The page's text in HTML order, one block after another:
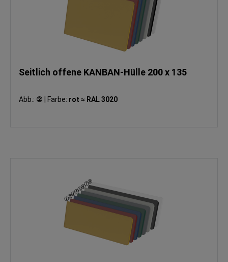
Seitlich offene KANBAN-Hülle 200 x 135
Abb.: ② Farbe: rot ≈ RAL 3020